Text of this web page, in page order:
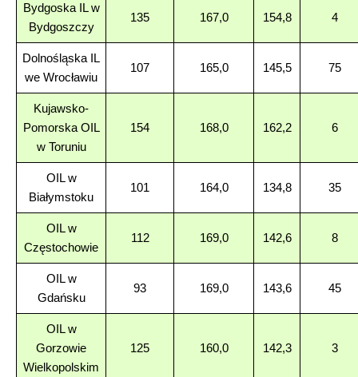
Bydgoska IL w
Bydgoszczy
135 167,0 154,8 4
Dolnośląska IL
we Wrocławiu
107 165,0 145,5 75
Kujawsko-
Pomorska OIL
w Toruniu
154 168,0 162,2 6
OIL w
Białymstoku
101 164,0 134,8 35
OIL w
Częstochowie
112 169,0 142,6 8
OIL w
Gdańsku
93 169,0 143,6 45
OIL w
Gorzowie
Wielkopolskim
125 160,0 142,3 3